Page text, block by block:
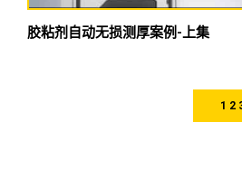
胶粘剂自动无损测厚案例-上集
1 2